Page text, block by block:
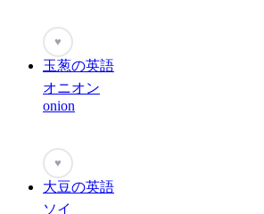
♥
玉葱の英語
オニオン
onion
♥
大豆の英語
ソイ